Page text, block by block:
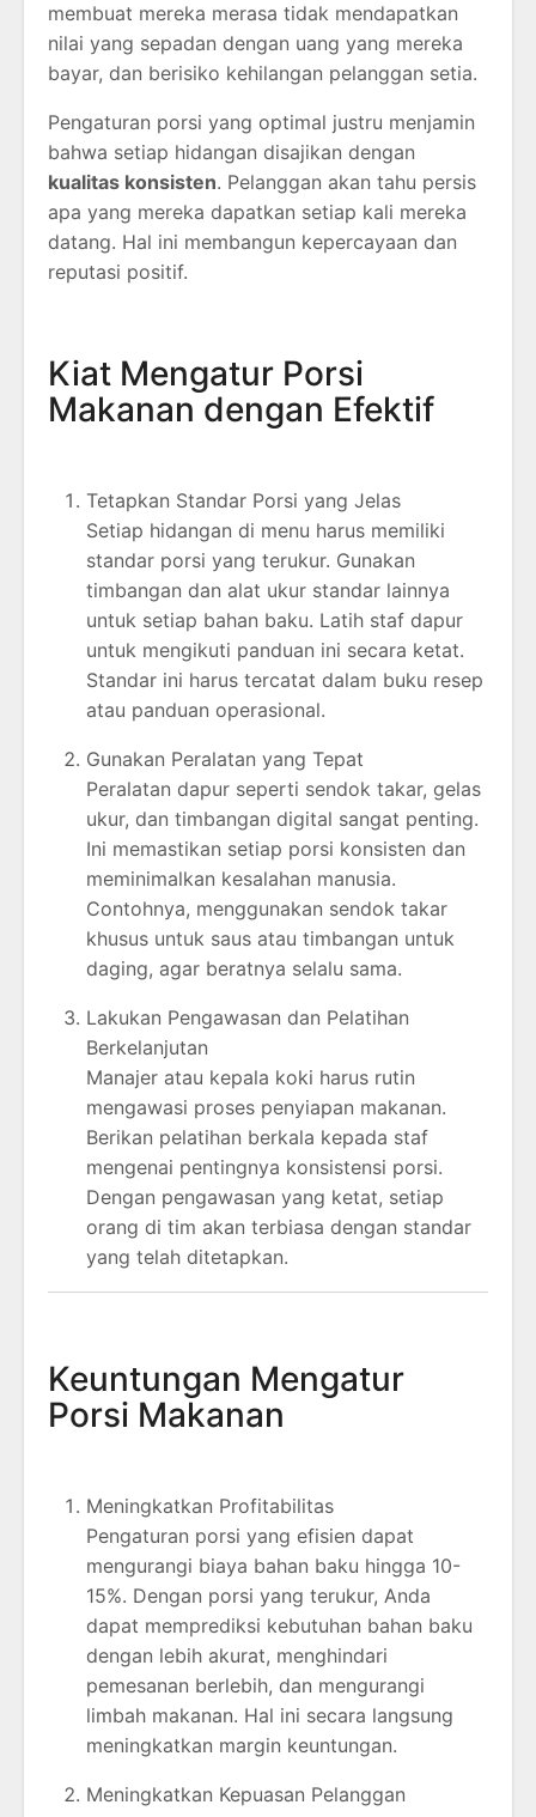
membuat mereka merasa tidak mendapatkan
nilai yang sepadan dengan uang yang mereka
bayar, dan berisiko kehilangan pelanggan setia.
Pengaturan porsi yang optimal justru menjamin
bahwa setiap hidangan disajikan dengan
kualitas konsisten. Pelanggan akan tahu persis
apa yang mereka dapatkan setiap kali mereka
datang. Hal ini membangun kepercayaan dan
reputasi positif.
Kiat Mengatur Porsi
Makanan dengan Efektif
Tetapkan Standar Porsi yang Jelas
Setiap hidangan di menu harus memiliki
standar porsi yang terukur. Gunakan
timbangan dan alat ukur standar lainnya
untuk setiap bahan baku. Latih staf dapur
untuk mengikuti panduan ini secara ketat.
Standar ini harus tercatat dalam buku resep
atau panduan operasional.
Gunakan Peralatan yang Tepat
Peralatan dapur seperti sendok takar, gelas
ukur, dan timbangan digital sangat penting.
Ini memastikan setiap porsi konsisten dan
meminimalkan kesalahan manusia.
Contohnya, menggunakan sendok takar
khusus untuk saus atau timbangan untuk
daging, agar beratnya selalu sama.
Lakukan Pengawasan dan Pelatihan
Berkelanjutan
Manajer atau kepala koki harus rutin
mengawasi proses penyiapan makanan.
Berikan pelatihan berkala kepada staf
mengenai pentingnya konsistensi porsi.
Dengan pengawasan yang ketat, setiap
orang di tim akan terbiasa dengan standar
yang telah ditetapkan.
Keuntungan Mengatur
Porsi Makanan
Meningkatkan Profitabilitas
Pengaturan porsi yang efisien dapat
mengurangi biaya bahan baku hingga 10-
15%. Dengan porsi yang terukur, Anda
dapat memprediksi kebutuhan bahan baku
dengan lebih akurat, menghindari
pemesanan berlebih, dan mengurangi
limbah makanan. Hal ini secara langsung
meningkatkan margin keuntungan.
Meningkatkan Kepuasan Pelanggan